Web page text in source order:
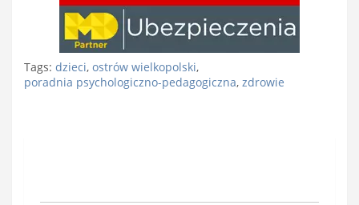
Tags: dzieci, ostrów wielkopolski,
poradnia psychologiczno-pedagogiczna, zdrowie